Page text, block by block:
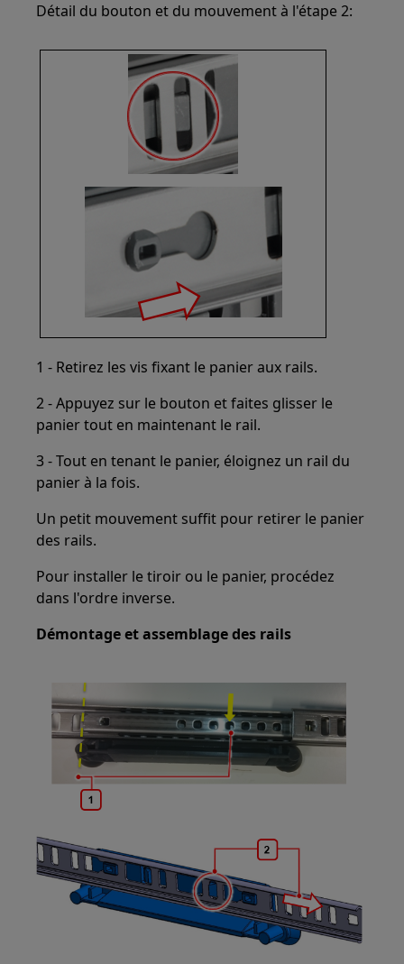
Détail du bouton et du mouvement à l'étape 2:
1 - Retirez les vis fixant le panier aux rails.
2 - Appuyez sur le bouton et faites glisser le
panier tout en maintenant le rail.
3 - Tout en tenant le panier, éloignez un rail du
panier à la fois.
Un petit mouvement suffit pour retirer le panier
des rails.
Pour installer le tiroir ou le panier, procédez
dans l'ordre inverse.
Démontage et assemblage des rails